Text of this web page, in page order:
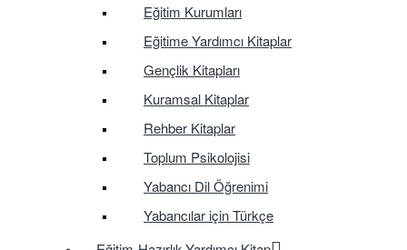
Eğitim Kurumları
Eğitime Yardımcı Kitaplar
Gençlik Kitapları
Kuramsal Kitaplar
Rehber Kitaplar
Toplum Psikolojisi
Yabancı Dil Öğrenimi
Yabancılar için Türkçe